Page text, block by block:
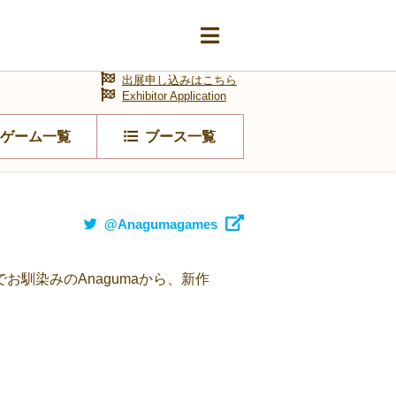
ゲーム一覧 ブース一覧
出展申し込みはこちら
Exhibitor Application
@Anagumagames
お馴染みのAnagumaから、新作